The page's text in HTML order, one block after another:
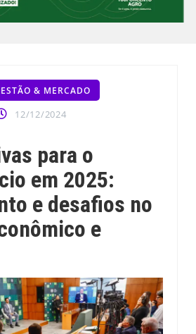
& MERCADO
12/12/2024
para o
em 2025:
e desafios no
e